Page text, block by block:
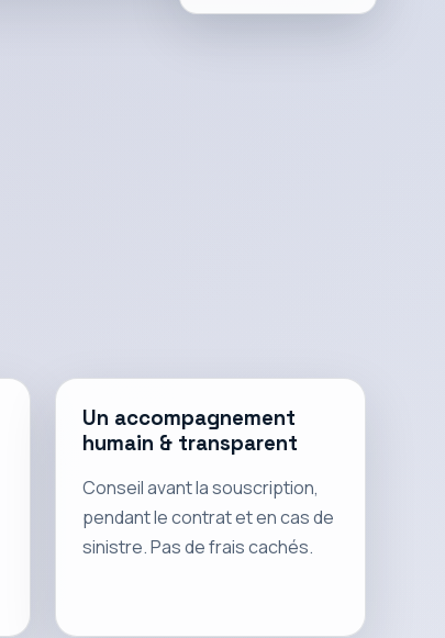
Un accompagnement
humain & transparent
Conseil avant la souscription,
pendant le contrat et en cas de
sinistre. Pas de frais cachés.